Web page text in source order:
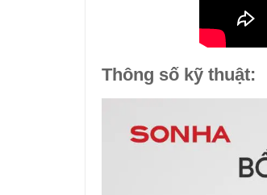
Thông số kỹ thuật: